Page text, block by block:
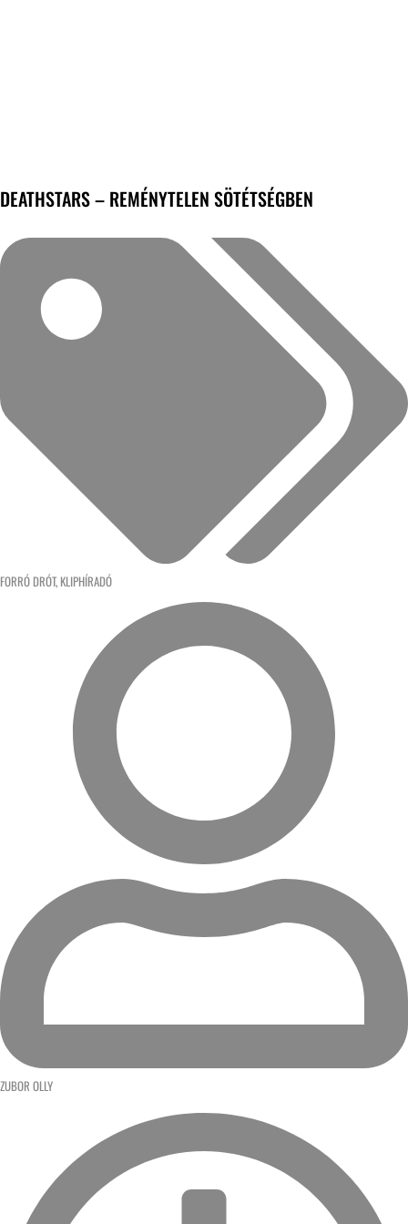
DEATHSTARS – REMÉNYTELEN SÖTÉTSÉGBEN
FORRÓ DRÓT, KLIPHÍRADÓ
ZUBOR OLLY